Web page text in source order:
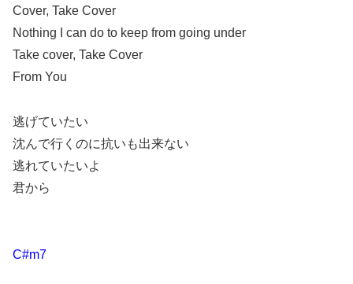
Cover, Take Cover
Nothing I can do to keep from going under
Take cover, Take Cover
From You
逃げていたい
沈んで行くのに抗いも出来ない
逃れていたいよ
君から
C#m7